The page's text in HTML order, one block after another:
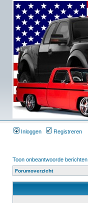
Inloggen Registreren
Toon onbeantwoorde berichten
Forumoverzicht